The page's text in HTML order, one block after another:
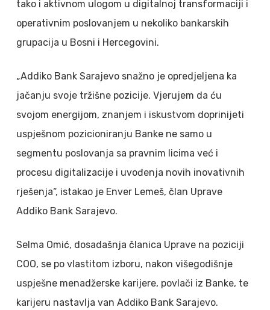
tako i aktivnom ulogom u digitalnoj transformaciji i
operativnim poslovanjem u nekoliko bankarskih
grupacija u Bosni i Hercegovini.
„Addiko Bank Sarajevo snažno je opredjeljena ka
jačanju svoje tržišne pozicije. Vjerujem da ću
svojom energijom, znanjem i iskustvom doprinijeti
uspješnom pozicioniranju Banke ne samo u
segmentu poslovanja sa pravnim licima već i
procesu digitalizacije i uvođenja novih inovativnih
rješenja“, istakao je Enver Lemeš, član Uprave
Addiko Bank Sarajevo.
Selma Omić, dosadašnja članica Uprave na poziciji
COO, se po vlastitom izboru, nakon višegodišnje
uspješne menadžerske karijere, povlači iz Banke, te
karijeru nastavlja van Addiko Bank Sarajevo.